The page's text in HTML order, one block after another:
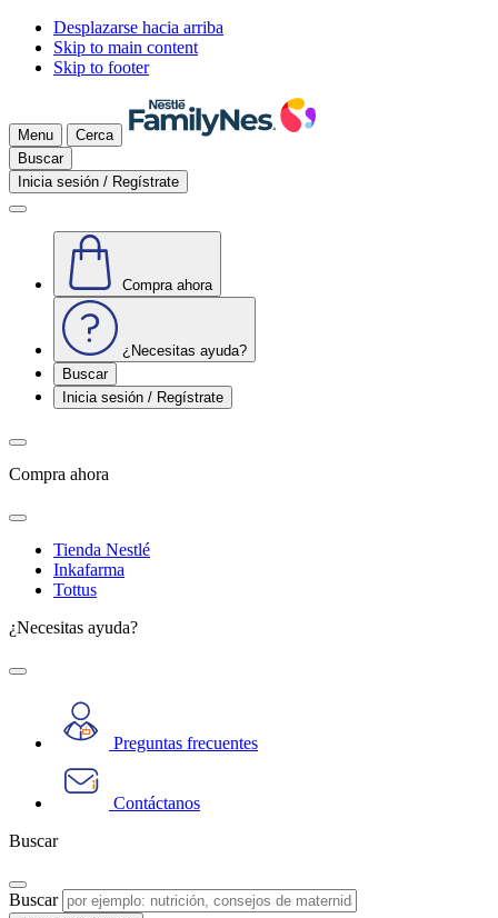
Desplazarse hacia arriba
Skip to main content
Skip to footer
Menu
Cerca
Buscar
Inicia sesión / Regístrate
Compra ahora
¿Necesitas ayuda?
Buscar
Inicia sesión / Regístrate
Compra ahora
Tienda Nestlé
Inkafarma
Tottus
¿Necesitas ayuda?
Preguntas frecuentes
Contáctanos
Buscar
Buscar